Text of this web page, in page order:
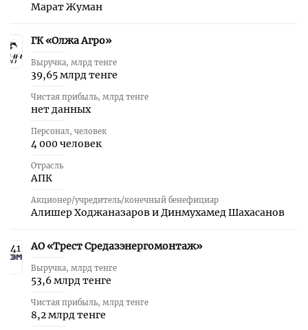
Марат Жуман
40 ГК «Олжа Агро»
Выручка, млрд тенге
39,65 млрд тенге
Чистая прибыль, млрд тенге
нет данных
Персонал, человек
4 000 человек
Отрасль
АПК
Акционер/учредитель/конечный бенефициар
Алишер Ходжаназаров и Динмухамед Шахасанов
41 АО «Трест Средазэнергомонтаж»
Выручка, млрд тенге
53,6 млрд тенге
Чистая прибыль, млрд тенге
8,2 млрд тенге